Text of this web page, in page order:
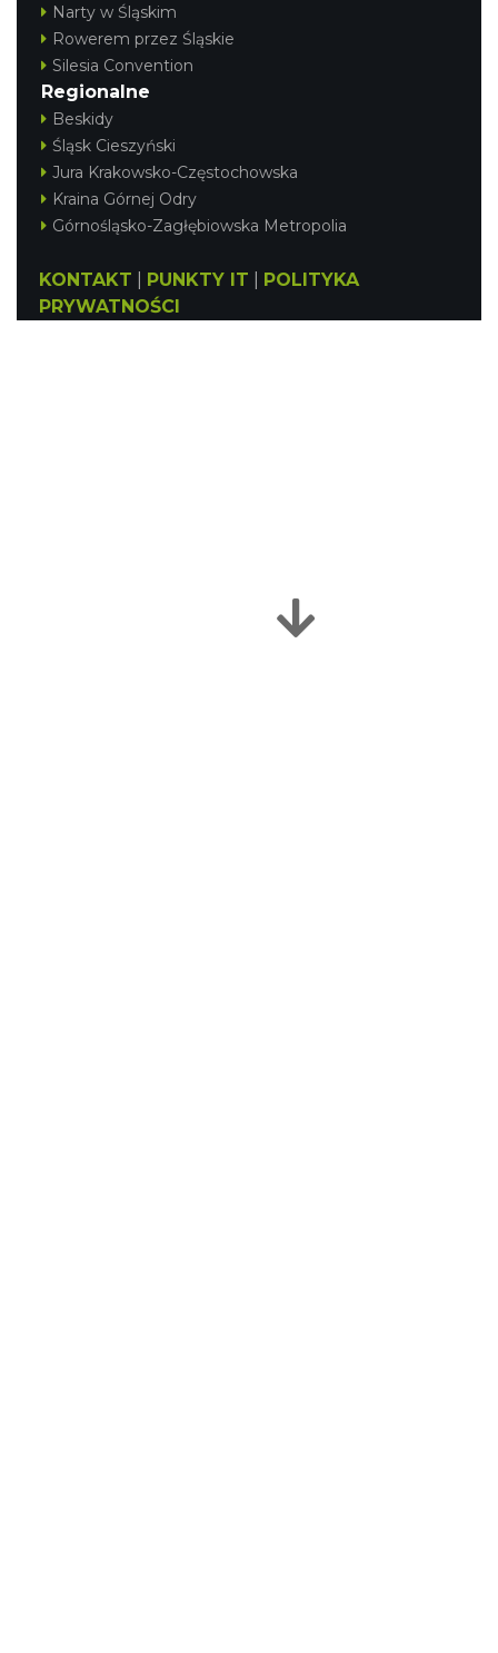
Narty w Śląskim
Rowerem przez Śląskie
Silesia Convention
Regionalne
Beskidy
Śląsk Cieszyński
Jura Krakowsko-Częstochowska
Kraina Górnej Odry
Górnośląsko-Zagłębiowska Metropolia
KONTAKT PUNKTY IT
POLITYKA
PRYWATNOŚCI